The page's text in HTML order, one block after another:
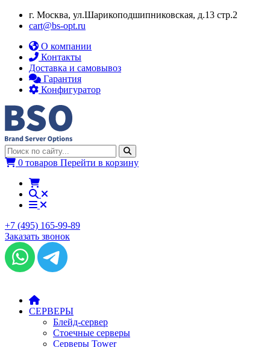
г. Москва, ул.​​Шарикоподшипниковская, д.13 стр.2
cart@bs-opt.ru
О компании
Контакты
Доставка и самовывоз
Гарантия
Конфигуратор
0 товаров Перейти в корзину
+7 (495) 165-99-89
Заказать звонок
СЕРВЕРЫ
Блейд-сервер
Стоечные серверы
Серверы Tower